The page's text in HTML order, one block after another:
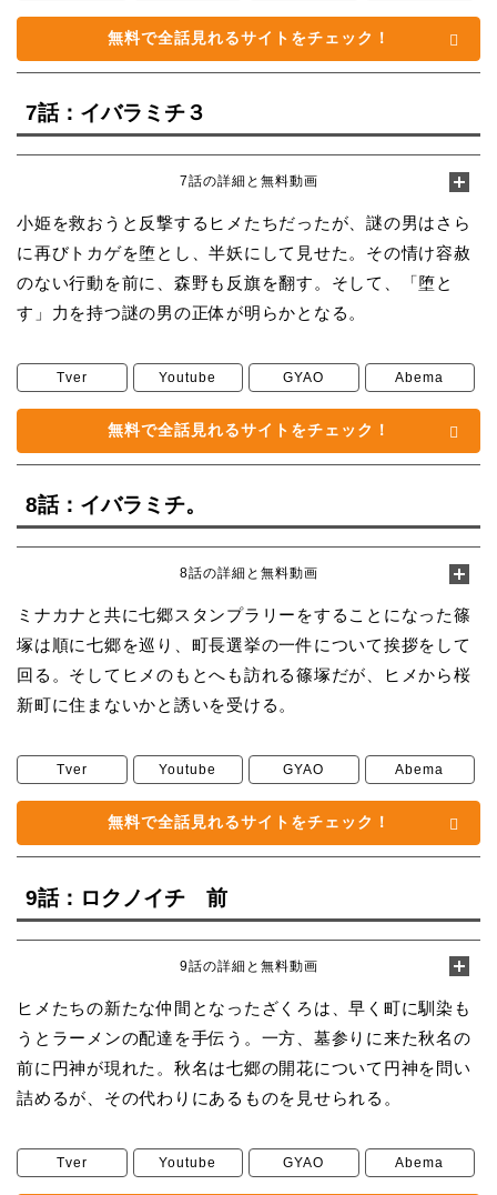
無料で全話見れるサイトをチェック！
7話：イバラミチ３
7話の詳細と無料動画
小姫を救おうと反撃するヒメたちだったが、謎の男はさら
に再びトカゲを堕とし、半妖にして見せた。その情け容赦
のない行動を前に、森野も反旗を翻す。そして、「堕と
す」力を持つ謎の男の正体が明らかとなる。
Tver Youtube GYAO Abema
無料で全話見れるサイトをチェック！
8話：イバラミチ。
8話の詳細と無料動画
ミナカナと共に七郷スタンプラリーをすることになった篠
塚は順に七郷を巡り、町長選挙の一件について挨拶をして
回る。そしてヒメのもとへも訪れる篠塚だが、ヒメから桜
新町に住まないかと誘いを受ける。
Tver Youtube GYAO Abema
無料で全話見れるサイトをチェック！
9話：ロクノイチ 前
9話の詳細と無料動画
ヒメたちの新たな仲間となったざくろは、早く町に馴染も
うとラーメンの配達を手伝う。一方、墓参りに来た秋名の
前に円神が現れた。秋名は七郷の開花について円神を問い
詰めるが、その代わりにあるものを見せられる。
Tver Youtube GYAO Abema